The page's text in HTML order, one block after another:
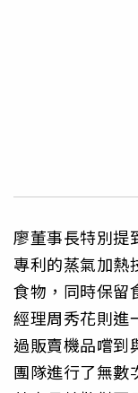
廖董事長特別提
專利的蒸氣加熱
食物，同時保留
經理周秀花則進
過販賣機品嚐到
團隊進行了無數